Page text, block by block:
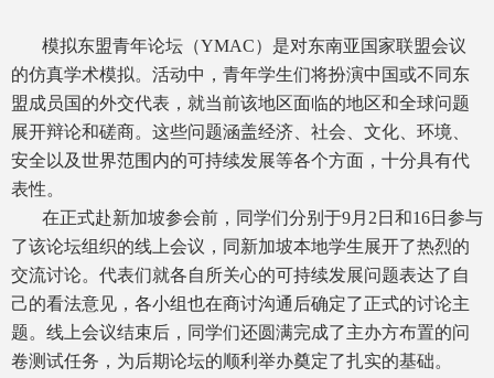
模拟东盟青年论坛（YMAC）是对东南亚国家联盟会议
的仿真学术模拟。活动中，青年学生们将扮演中国或不同东
盟成员国的外交代表，就当前该地区面临的地区和全球问题
展开辩论和磋商。这些问题涵盖经济、社会、文化、环境、
安全以及世界范围内的可持续发展等各个方面，十分具有代
表性。
在正式赴新加坡参会前，同学们分别于9月2日和16日参与
了该论坛组织的线上会议，同新加坡本地学生展开了热烈的
交流讨论。代表们就各自所关心的可持续发展问题表达了自
己的看法意见，各小组也在商讨沟通后确定了正式的讨论主
题。线上会议结束后，同学们还圆满完成了主办方布置的问
卷测试任务，为后期论坛的顺利举办奠定了扎实的基础。